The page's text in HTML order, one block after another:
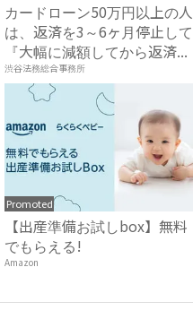
カードローン50万円以上の人
は、返済を3～6ヶ月停止して
『大幅に減額してから返済...
渋谷法務総合事務所
Promoted
【出産準備お試しbox】無料
でもらえる!
Amazon